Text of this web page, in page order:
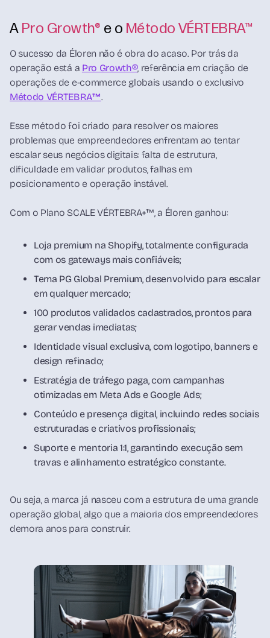
A Pro Growth® e o Método VÉRTEBRA™
O sucesso da Éloren não é obra do acaso. Por trás da
operação está a Pro Growth®, referência em criação de
operações de e-commerce globais usando o exclusivo
Método VÉRTEBRA™.
Esse método foi criado para resolver os maiores
problemas que empreendedores enfrentam ao tentar
escalar seus negócios digitais: falta de estrutura,
dificuldade em validar produtos, falhas em
posicionamento e operação instável.
Com o Plano SCALE VÉRTEBRA+™, a Éloren ganhou:
Loja premium na Shopify, totalmente configurada
com os gateways mais confiáveis;
Tema PG Global Premium, desenvolvido para escalar
em qualquer mercado;
100 produtos validados cadastrados, prontos para
gerar vendas imediatas;
Identidade visual exclusiva, com logotipo, banners e
design refinado;
Estratégia de tráfego paga, com campanhas
otimizadas em Meta Ads e Google Ads;
Conteúdo e presença digital, incluindo redes sociais
estruturadas e criativos profissionais;
Suporte e mentoria 1:1, garantindo execução sem
travas e alinhamento estratégico constante.
Ou seja, a marca já nasceu com a estrutura de uma grande
operação global, algo que a maioria dos empreendedores
demora anos para construir.